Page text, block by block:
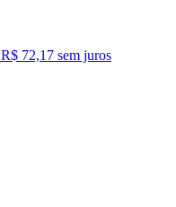
R$ 72,17 sem juros